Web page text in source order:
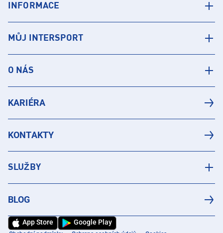
INFORMACE
MŮJ INTERSPORT
O NÁS
KARIÉRA
KONTAKTY
SLUŽBY
BLOG
App Store Google Play